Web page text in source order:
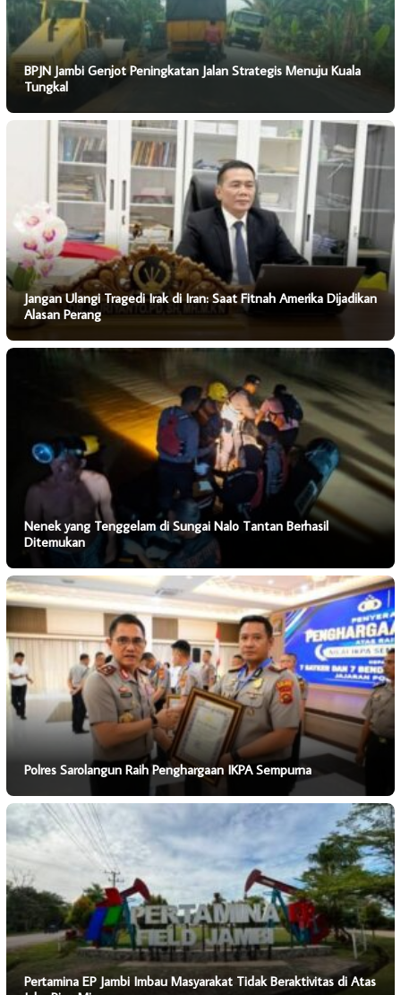
BPJN Jambi Genjot Peningkatan Jalan Strategis Menuju Kuala
Tungkal
Jangan Ulangi Tragedi Irak di Iran: Saat Fitnah Amerika Dijadikan
Alasan Perang
Nenek yang Tenggelam di Sungai Nalo Tantan Berhasil
Ditemukan
Polres Sarolangun Raih Penghargaan IKPA Sempurna
Pertamina EP Jambi Imbau Masyarakat Tidak Beraktivitas di Atas